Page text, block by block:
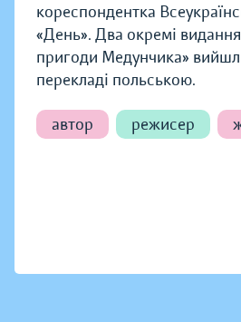
кореспондентка
«День». Два окремі
пригоди Медунчика»
перекладі польською.
автор режисер